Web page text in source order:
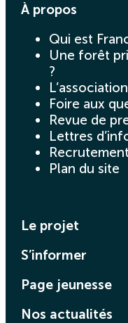
À propos
Qui est
Une forêt
?
L’association
Foire aux
Revue de
Lettres
Plan du site
Le projet
S’informer
Page jeunesse
Nos actualités